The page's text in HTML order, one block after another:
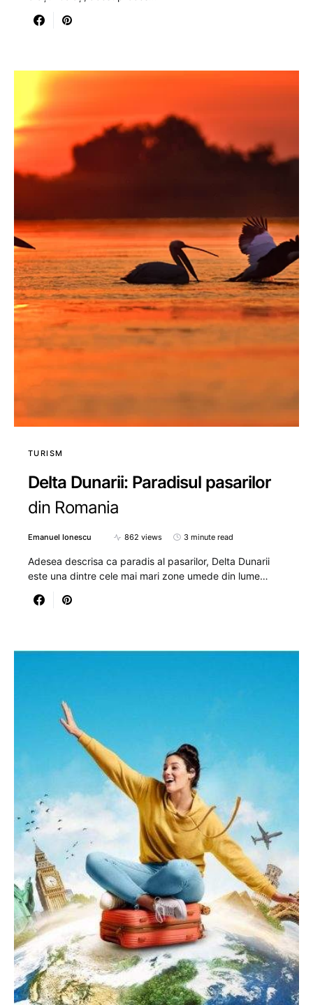
TURISM
Delta Dunarii: Paradisul pasarilor
din Romania
Emanuel Ionescu 862 views 3 minute read
Adesea descrisa ca paradis al pasarilor, Delta Dunarii
este una dintre cele mai mari zone umede din lume…